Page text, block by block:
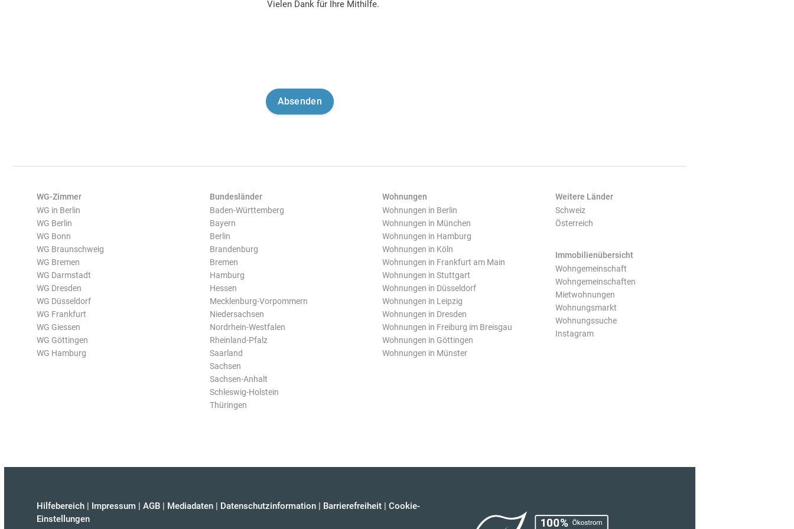
Vielen Dank für Ihre Mithilfe.
WG-Zimmer
WG in Berlin
WG Berlin
WG Bonn
WG Braunschweig
WG Bremen
WG Darmstadt
WG Dresden
WG Düsseldorf
WG Frankfurt
WG Giessen
WG Göttingen
WG Hamburg
Bundesländer
Baden-Württemberg
Bayern
Berlin
Brandenburg
Bremen
Hamburg
Hessen
Mecklenburg-Vorpommern
Niedersachsen
Nordrhein-Westfalen
Rheinland-Pfalz
Saarland
Sachsen
Sachsen-Anhalt
Schleswig-Holstein
Thüringen
Wohnungen
Wohnungen in Berlin
Wohnungen in München
Wohnungen in Hamburg
Wohnungen in Köln
Wohnungen in Frankfurt am Main
Wohnungen in Stuttgart
Wohnungen in Düsseldorf
Wohnungen in Leipzig
Wohnungen in Dresden
Wohnungen in Freiburg im Breisgau
Wohnungen in Göttingen
Wohnungen in Münster
Weitere Länder
Schweiz
Österreich
Immobilienübersicht
Wohngemeinschaft
Wohngemeinschaften
Mietwohnungen
Wohnungsmarkt
Wohnungssuche
Instagram
Hilfebereich | Impressum | AGB | Mediadaten | Datenschutzinformation | Barrierefreiheit | Cookie-
Einstellungen